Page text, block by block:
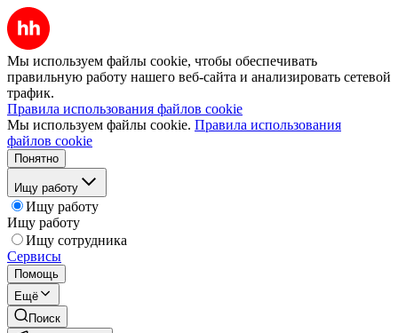
Мы используем файлы cookie, чтобы обеспечивать
правильную работу нашего веб-сайта и анализировать сетевой
трафик.
Правила использования файлов cookie
Мы используем файлы cookie. Правила использования
файлов cookie
Понятно
Ищу работу
Ищу работу
Ищу работу
Ищу сотрудника
Сервисы
Помощь
Ещё
Поиск